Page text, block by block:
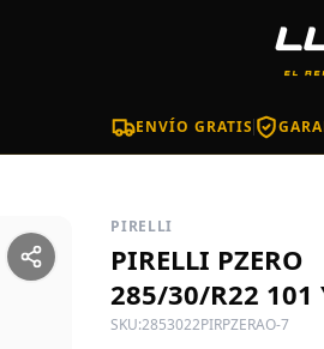
ENVÍO GRATIS
PIRELLI
PIRELLI PZERO
285/30/R22 101
SKU:2853022PIRPZERAO-7